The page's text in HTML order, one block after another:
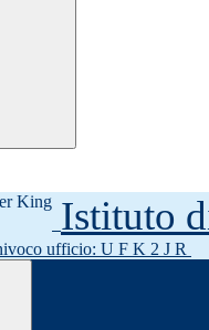
Istituto
ufficio: U F K 2 J R